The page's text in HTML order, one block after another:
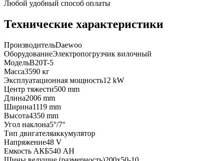
Любой удобный способ оплаты
Технические характеристики
ПроизводительDaewoo
ОборудованиеЭлектропогрузчик вилочный
МодельB20T-5
Масса3590 кг
Эксплуатационная мощность12 kW
Центр тяжести500 mm
Длина2006 mm
Ширина1119 mm
Высота4350 mm
Угол наклона5°/7°
Тип двигателяаккумулятор
Напряжение48 V
Емкость АКБ540 AH